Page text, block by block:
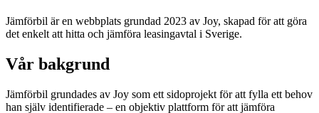
Jämförbil är en webbplats grundad 2023 av Joy, skapad för att göra
det enkelt att hitta och jämföra leasingavtal i Sverige.
Vår bakgrund
Jämförbil grundades av Joy som ett sidoprojekt för att fylla ett behov
han själv identifierade – en objektiv plattform för att jämföra